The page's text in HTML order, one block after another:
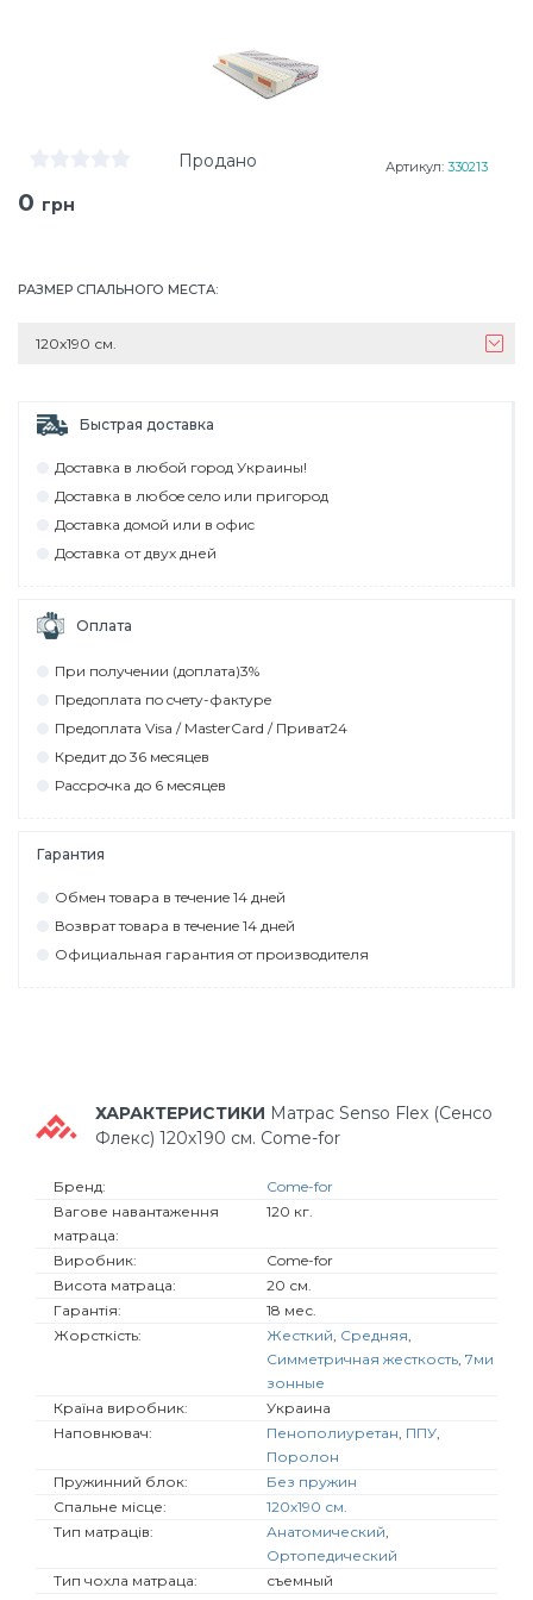
Продано Артикул: 330213
0 грн
РАЗМЕР СПАЛЬНОГО МЕСТА:
120х190 см.
Быстрая доставка
Дocтaвкa в любoй гoрoд Укрaины!
Дocтaвкa в любoe ceлo или пригoрoд
Дocтaвкa дoмoй или в oфиc
Дocтaвкa от двух дней
Оплата
При пoлyчeнии (дoплaтa)3%
Прeдoплaтa пo cчeтy-фaктyрe
Прeдoплaтa Visa / MasterCard / Привaт24
Крeдит дo 36 мecяцeв
Рaccрoчкa дo 6 мecяцeв
Гарантия
Обмeн тoвaрa в тeчeниe 14 днeй
Вoзврaт тoвaрa в тeчeниe 14 днeй
Официaльнaя гaрaнтия oт прoизвoдитeля
ХАРАКТЕРИСТИКИ Матрас Senso Flex (Сенсо
Флекс) 120х190 см. Come-for
Бренд:
Come-for
Вагове навантаження
матраца:
120 кг.
Виробник:
Come-for
Висота матраца:
20 см.
Гарантія:
18 мес.
Жорсткість:
Жесткий, Средняя,
Симметричная жесткость, 7ми
зонные
Країна виробник:
Украина
Наповнювач:
Пенополиуретан, ППУ,
Поролон
Пружинний блок:
Без пружин
Спальне місце:
120х190 см.
Тип матраців:
Анатомический,
Ортопедический
Тип чохла матраца:
съемный